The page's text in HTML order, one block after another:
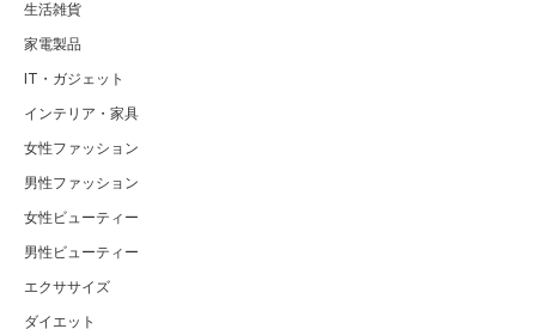
生活雑貨
家電製品
IT・ガジェット
インテリア・家具
女性ファッション
男性ファッション
女性ビューティー
男性ビューティー
エクササイズ
ダイエット